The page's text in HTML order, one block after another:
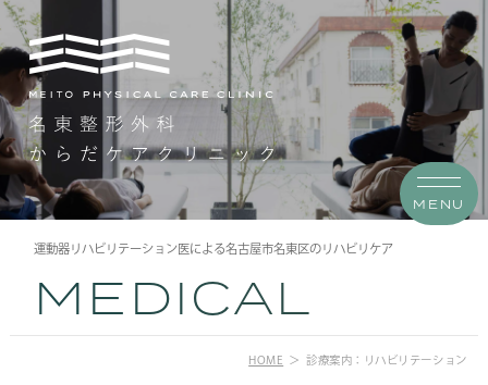
運動器リハビリテーション医による名古屋市名東区のリハビリケア
MEDICAL
MENU
HOME 診療案内：リハビリテーション